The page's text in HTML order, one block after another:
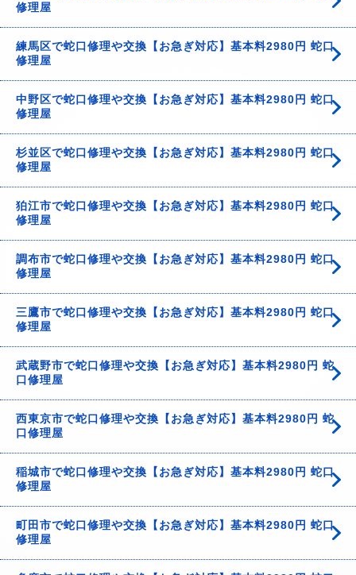
修理屋
練馬区で蛇口修理や交換【お急ぎ対応】基本料2980円 蛇口
修理屋
中野区で蛇口修理や交換【お急ぎ対応】基本料2980円 蛇口
修理屋
杉並区で蛇口修理や交換【お急ぎ対応】基本料2980円 蛇口
修理屋
狛江市で蛇口修理や交換【お急ぎ対応】基本料2980円 蛇口
修理屋
調布市で蛇口修理や交換【お急ぎ対応】基本料2980円 蛇口
修理屋
三鷹市で蛇口修理や交換【お急ぎ対応】基本料2980円 蛇口
修理屋
武蔵野市で蛇口修理や交換【お急ぎ対応】基本料2980円 蛇
口修理屋
西東京市で蛇口修理や交換【お急ぎ対応】基本料2980円 蛇
口修理屋
稲城市で蛇口修理や交換【お急ぎ対応】基本料2980円 蛇口
修理屋
町田市で蛇口修理や交換【お急ぎ対応】基本料2980円 蛇口
修理屋